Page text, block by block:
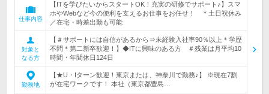
仕事内容
【ITを学びたいからスタートOK！充実の研修でサポート♪】スマ
ホやWebなど今の便利を支えるお仕事をお任せ！ ＊土日祝休み
／在宅・時差出勤も可能
対象と
なる方
【＃サポートには自信があるから⇒未経験入社率90％以上＊学歴
不問＊第二新卒歓迎！】◆ITに興味のある方 ＃残業は月平均10
時間・年間休日124日
勤務地
【★U・Iターン歓迎！東京または、神奈川で勤務♪】 ※現在7割
が在宅ワークです！ 本社（東京都豊島…